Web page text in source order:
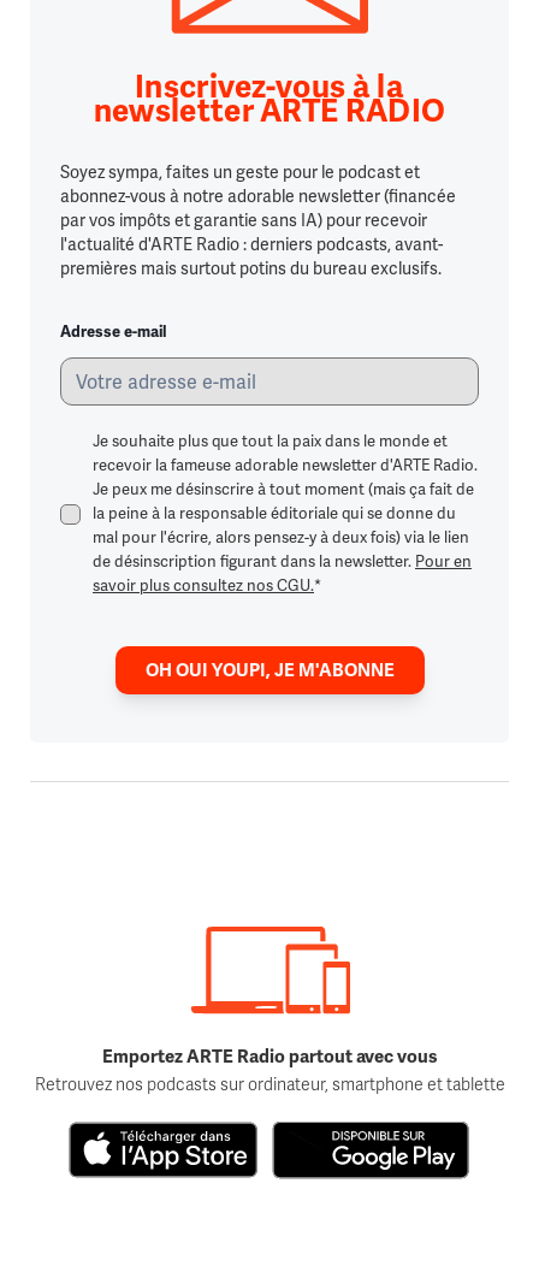
Inscrivez-vous à la
newsletter ARTE RADIO
Soyez sympa, faites un geste pour le podcast et
abonnez-vous à notre adorable newsletter (financée
par vos impôts et garantie sans IA) pour recevoir
l'actualité d'ARTE Radio : derniers podcasts, avant-
premières mais surtout potins du bureau exclusifs.
Adresse e-mail
Je souhaite plus que tout la paix dans le monde et
recevoir la fameuse adorable newsletter d'ARTE Radio.
Je peux me désinscrire à tout moment (mais ça fait de
la peine à la responsable éditoriale qui se donne du
mal pour l'écrire, alors pensez-y à deux fois) via le lien
de désinscription figurant dans la newsletter. Pour en
savoir plus consultez nos CGU.*
OH OUI YOUPI, JE M'ABONNE
Emportez ARTE Radio partout avec vous
Retrouvez nos podcasts sur ordinateur, smartphone et tablette